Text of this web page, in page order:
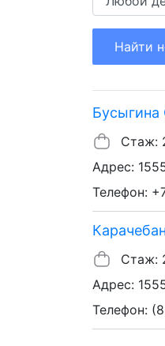
Найти
Бусыгина
Стаж:
Адрес:
Телефон:
Стаж:
Адрес:
Телефон: